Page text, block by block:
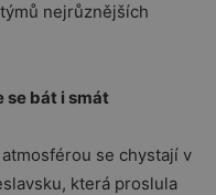
nejrůznějších
se bát i smát
se chystají v
která proslula